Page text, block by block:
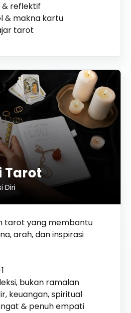
reflektif
& makna kartu
tarot
Tarot
Diri
tarot yang membantu
arah, dan inspirasi
bukan ramalan
keuangan, spiritual
& penuh empati